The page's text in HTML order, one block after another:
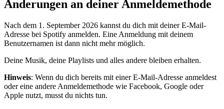
Änderungen an deiner Anmeldemethode
Nach dem 1. September 2026 kannst du dich mit deiner E-Mail-
Adresse bei Spotify anmelden. Eine Anmeldung mit deinem
Benutzernamen ist dann nicht mehr möglich.
Deine Musik, deine Playlists und alles andere bleiben erhalten.
Hinweis: Wenn du dich bereits mit einer E-Mail-Adresse anmeldest
oder eine andere Anmeldemethode wie Facebook, Google oder
Apple nutzt, musst du nichts tun.